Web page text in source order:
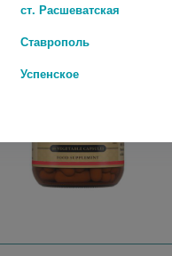
ст. Расшеватская
Ставрополь
Успенское